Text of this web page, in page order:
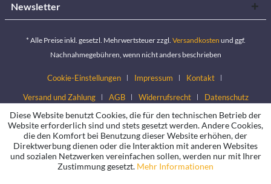
Newsletter
* Alle Preise inkl. gesetzl. Mehrwertsteuer zzgl. Versandkosten und ggf.
Nachnahmegebühren, wenn nicht anders beschrieben
Cookie-Einstellungen Impressum
Kontakt
Versand und Zahlung
AGB Widerrufsrecht Datenschutz
Diese Website benutzt Cookies, die für den technischen Betrieb der
Website erforderlich sind und stets gesetzt werden. Andere Cookies,
die den Komfort bei Benutzung dieser Website erhöhen, der
Direktwerbung dienen oder die Interaktion mit anderen Websites
und sozialen Netzwerken vereinfachen sollen, werden nur mit Ihrer
Zustimmung gesetzt. Mehr Informationen